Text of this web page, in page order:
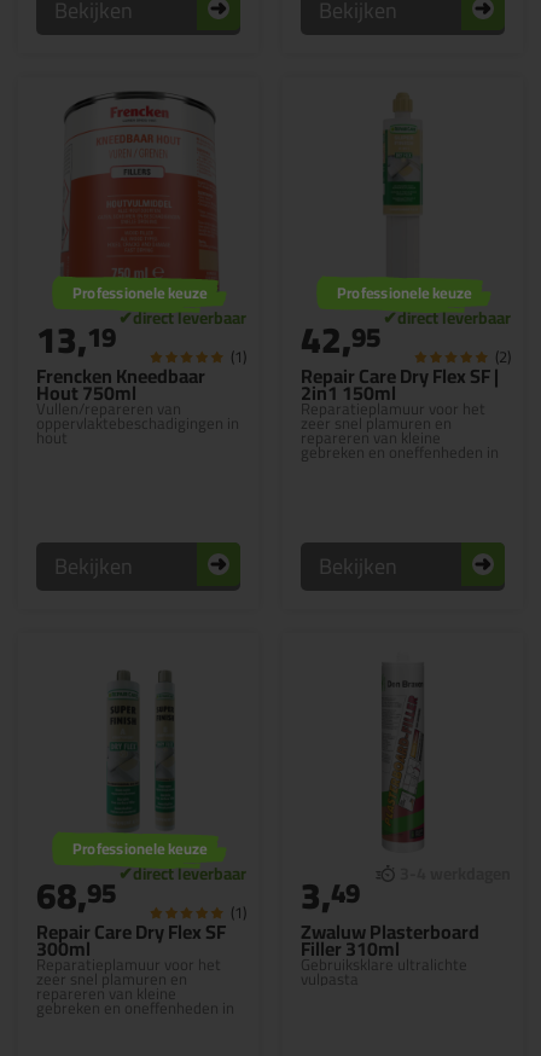
Bekijken Bekijken
Frencken Kneedbaar
Hout 750ml
Vullen/repareren van
oppervlaktebeschadigingen in
hout
Professionele keuze
13,19 (1)
Bekijken
Repair Care Dry Flex SF |
2in1 150ml
Reparatieplamuur voor het
zeer snel plamuren en
repareren van kleine
gebreken en oneffenheden in
hout
Professionele keuze
42,95 (2)
Bekijken
Repair Care Dry Flex SF
300ml
Reparatieplamuur voor het
zeer snel plamuren en
repareren van kleine
gebreken en oneffenheden in
hout
Professionele keuze
68,95 (1)
Zwaluw Plasterboard
Filler 310ml
Gebruiksklare ultralichte
vulpasta
3,49